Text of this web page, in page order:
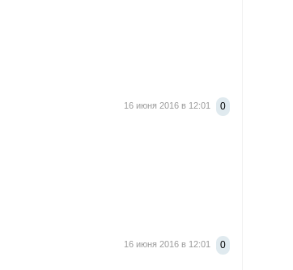
0
16 июня 2016 в 12:01
0
16 июня 2016 в 12:01